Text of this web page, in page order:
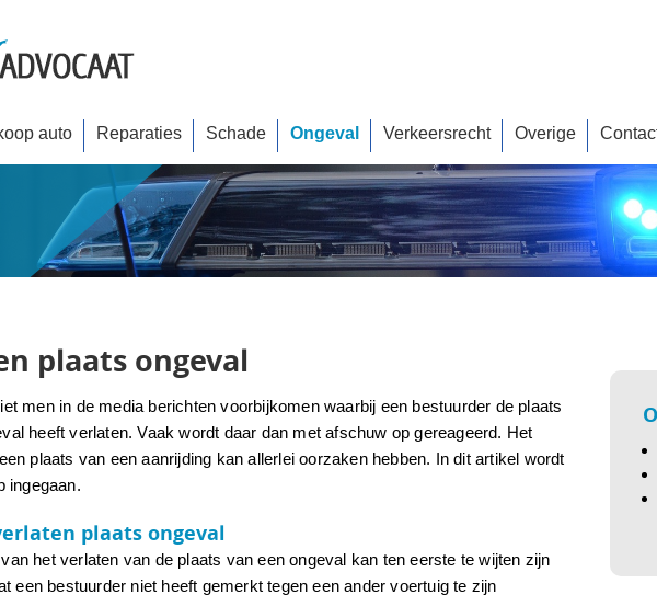
auto Reparaties Schade Ongeval Verkeersrecht Overige
plaats ongeval
men in de media berichten voorbijkomen waarbij een bestuurder de plaats
heeft verlaten. Vaak wordt daar dan met afschuw op gereageerd. Het
plaats van een aanrijding kan allerlei oorzaken hebben. In dit artikel wordt
ingegaan.
plaats ongeval
het verlaten van de plaats van een ongeval kan ten eerste te wijten zijn
een bestuurder niet heeft gemerkt tegen een ander voertuig te zijn